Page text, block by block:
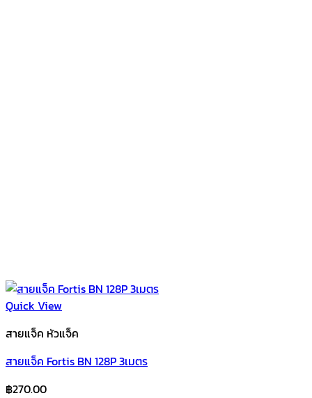
Quick View
สายแจ็ค หัวแจ็ค
สายแจ็ค Fortis BN 128P 3เมตร
฿270.00